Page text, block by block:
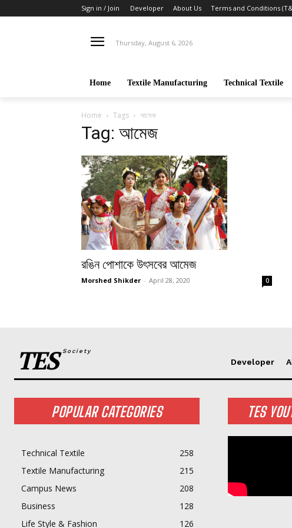
Sign in / Join Developer About Us Terms and Conditions
Thursday, August 6, 2026
Home Textile Manufacturing Technical Textile
Home Tags আমেজ
Tag: আমেজ
রঙিন পোশাকে উৎসবের আমেজ
Morshed Shikder - April 28, 2020 0
TES Society
Developer
POPULAR CATEGORIES
Technical Textile
258
Textile Manufacturing
215
Campus News
208
Business
128
Life Style & Fashion
126
TES